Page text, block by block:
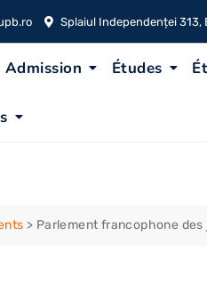
Splaiul Independenței 313,
Admission Études
> Parlement francophone des